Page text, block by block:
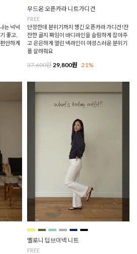
는 넉넉
좋고,
안하게
무드온 오픈카라 니트가디건
FREE
단정한데 분위기까지 챙긴 오픈카라 가디건!잔
잔한 골지 짜임이 바디라인을 슬림하게 잡아주
고 은은하게 열린 넥라인이 여성스러운 분위기
를 살려줘요
37,600원 29,800원 21%
멜로니 딥브이넥 니트
FREE